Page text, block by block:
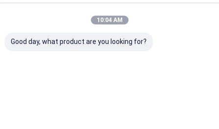
10:04 AM
Good day, what product are you looking for?